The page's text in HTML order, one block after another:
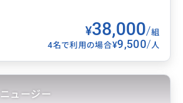
¥38,000/組
4名で利用の場合¥9,500/人
ュージー